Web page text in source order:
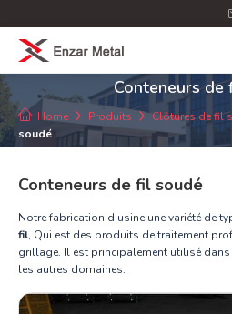
Conteneurs de
Home Produits Clôtures de fil
soudé
Conteneurs de fil soudé
Notre fabrication d'usine une variété de
fil, Qui est des produits de traitement
grillage. Il est principalement utilisé
les autres domaines.